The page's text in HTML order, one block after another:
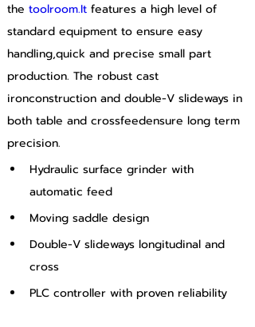
the toolroom.It features a high level of
standard equipment to ensure easy
handling,quick and precise small part
production. The robust cast
ironconstruction and double-V slideways in
both table and crossfeedensure long term
precision.
Hydraulic surface grinder with
automatic feed
Moving saddle design
Double-V slideways longitudinal and
cross
PLC controller with proven reliability